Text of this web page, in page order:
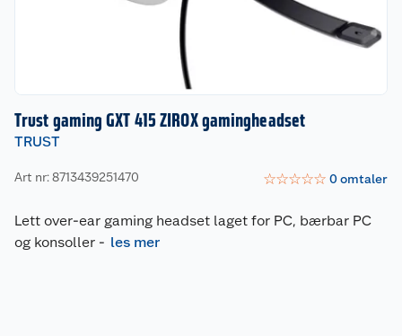
Trust gaming GXT 415 ZIROX gamingheadset
TRUST
Art nr: 8713439251470 ☆☆☆☆☆ 0omtaler
Lett over-ear gaming headset laget for PC, bærbar PC
og konsoller - les mer